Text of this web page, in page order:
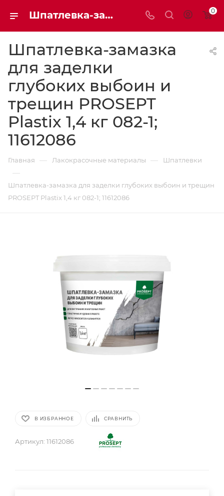
Шпатлевка-замазка для заделки глубоких выбоин и трещин PROSEPT Plastix 1,4 кг 082-1; 11612086 11612086 | Мaxim-stroy 0
Шпатлевка-замазка
для заделки
глубоких выбоин и
трещин PROSEPT
Plastix 1,4 кг 082-1;
11612086
Главная — Лакокрасочные материалы — Шпатлевки
—
Шпатлевка-замазка для заделки глубоких выбоин и трещин
PROSEPT Plastix 1,4 кг 082-1; 11612086
В ИЗБРАННОЕ СРАВНИТЬ
Артикул: 11612086